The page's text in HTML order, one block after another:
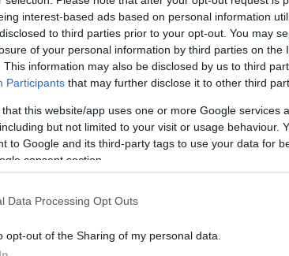
interest-based ads based on personal information
to third parties prior to your opt-out. You may
of your personal information by third parties on the
This information may also be disclosed by us to third
Participants that may further disclose it to other third
that this website/app uses one or more Google services
but not limited to your visit or usage behaviour.
to Google and its third-party tags to use your data for
consent section.
Data Processing Opt Outs
opt-out of the Sharing of my personal data.
pochi minuti fa è la prova che
è meglio chiudere un occhio.
Roma dove i problemi dell’illegalità sono